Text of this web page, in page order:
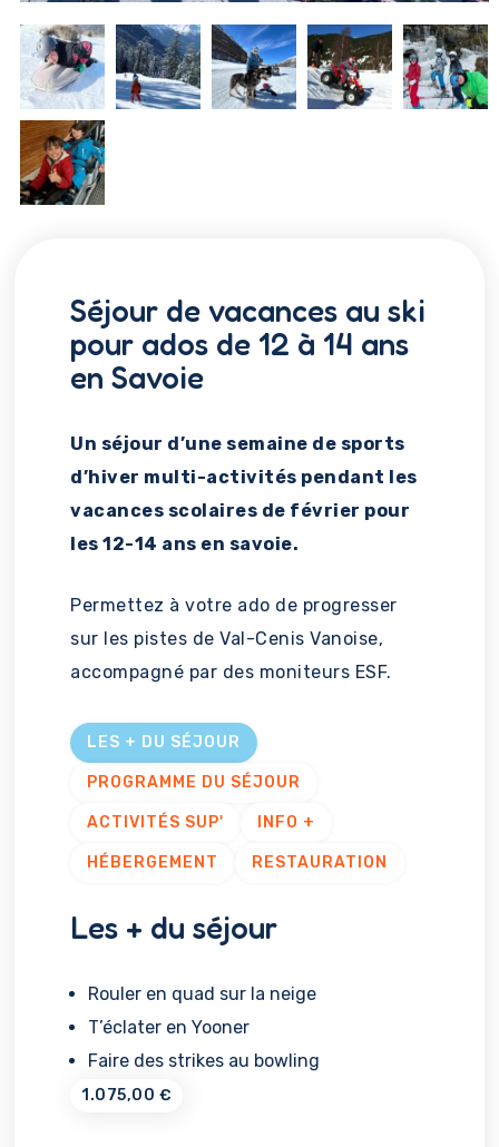
Séjour de vacances au ski
pour ados de 12 à 14 ans
en Savoie
Un séjour d’une semaine de sports
d’hiver multi-activités pendant les
vacances scolaires de février pour
les 12-14 ans en savoie.
Permettez à votre ado de progresser
sur les pistes de Val-Cenis Vanoise,
accompagné par des moniteurs ESF.
LES + DU SÉJOUR
PROGRAMME DU SÉJOUR
ACTIVITÉS SUP' INFO +
HÉBERGEMENT RESTAURATION
Les + du séjour
Rouler en quad sur la neige
T’éclater en Yooner
Faire des strikes au bowling
1.075,00 €